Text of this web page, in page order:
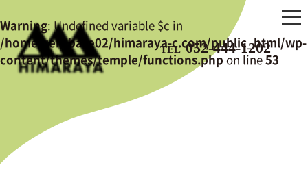
Warning: Undefined variable $c in
/home/zerobase02/himaraya-c.com/public_html/wp-
content/themes/temple/functions.php on line 53
TEL 052-444-1202